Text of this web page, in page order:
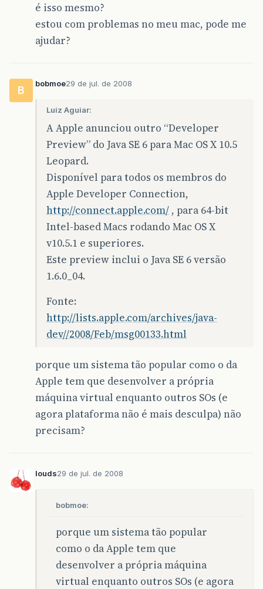
é isso mesmo?
estou com problemas no meu mac, pode me
ajudar?
B
bobmoe29 de jul. de 2008
Luiz Aguiar:
A Apple anunciou outro “Developer
Preview” do Java SE 6 para Mac OS X 10.5
Leopard.
Disponível para todos os membros do
Apple Developer Connection,
http://connect.apple.com/ , para 64-bit
Intel-based Macs rodando Mac OS X
v10.5.1 e superiores.
Este preview inclui o Java SE 6 versão
1.6.0_04.
Fonte:
http://lists.apple.com/archives/java-
dev//2008/Feb/msg00133.html
porque um sistema tão popular como o da
Apple tem que desenvolver a própria
máquina virtual enquanto outros SOs (e
agora plataforma não é mais desculpa) não
precisam?
louds29 de jul. de 2008
bobmoe:
porque um sistema tão popular
como o da Apple tem que
desenvolver a própria máquina
virtual enquanto outros SOs (e agora